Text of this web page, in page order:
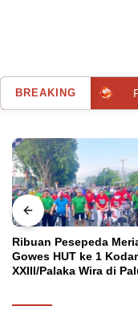
BREAKINGRibuan
Ribuan Pesepeda
Gowes HUT ke 1
XXIII/Palaka Wira di
Soal Geopark